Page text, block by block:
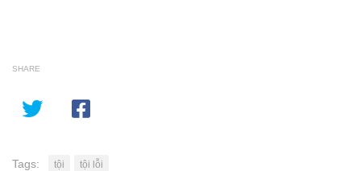
SHARE
Tags: tội tội lỗi